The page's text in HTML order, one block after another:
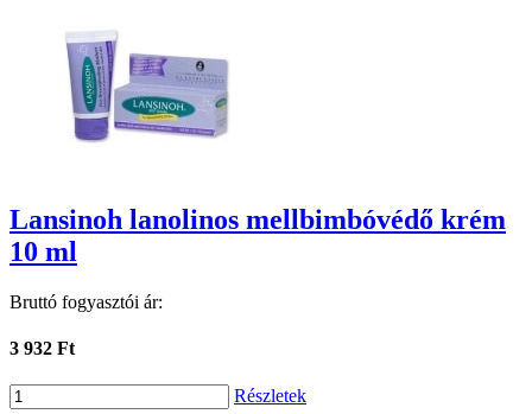
Lansinoh lanolinos mellbimbóvédő krém
10 ml
Bruttó fogyasztói ár:
3 932 Ft
Részletek